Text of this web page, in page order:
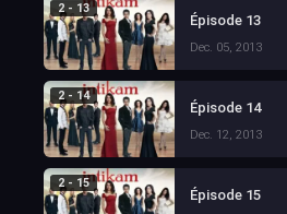
2 - 13
Épisode 13
Dec. 05, 2013
2 - 14
Épisode 14
Dec. 12, 2013
2 - 15
Épisode 15